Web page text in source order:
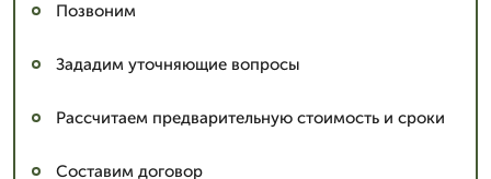
Позвоним
Зададим уточняющие вопросы
Рассчитаем предварительную стоимость и сроки
Составим договор